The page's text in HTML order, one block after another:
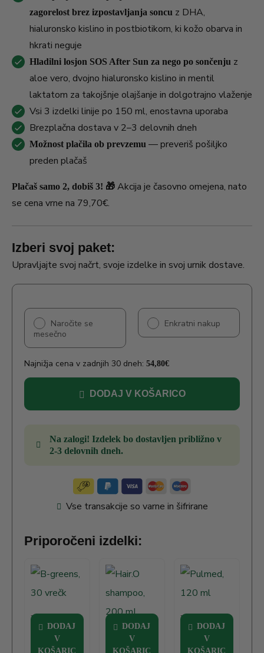
zagorelost brez izpostavljanja soncu z DHA,
hialuronsko kislino in postbiotikom, ki kožo obarva in
hkrati neguje
Hladilni losjon SOS After Sun za nego po sončenju z
aloe vero, dvojno hialuronsko kislino in mentil
laktatom za takojšnje olajšanje in dolgotrajno vlaženje
Vsi 3 izdelki linije po 150 ml, enostavna uporaba
Brezplačna dostava v 2–3 delovnih dneh
Možnost plačila ob prevzemu — preveriš pošiljko
preden plačaš
Plačaš samo 2, dobiš 3! 🎁 Akcija je časovno omejena, nato
se cena vrne na 79,70€.
Izberi svoj paket:
Upravljajte svoj načrt, svoje izdelke in svoj urnik dostave.
Enkratni nakup
Naročite se
mesečno
Najnižja cena v zadnjih 30 dneh: 54,80€
DODAJ V KOŠARICO
Na zalogi! Izdelek bo dostavljen približno v
2-3 delovnih dneh.
Vse transakcije so varne in šifrirane
Priporočeni izdelki:
B-greens, 30
vrečkDODAJ
V
KOŠARIC
Hair.O
shampoo, 200
DODAJ
V
KOŠARIC
Pulmed, 120
ml
DODAJ
V
KOŠARIC